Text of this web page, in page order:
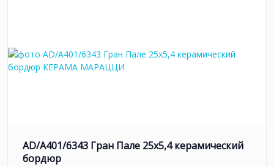
AD/A401/6343 Гран Пале 25x5,4 керамический
бордюр